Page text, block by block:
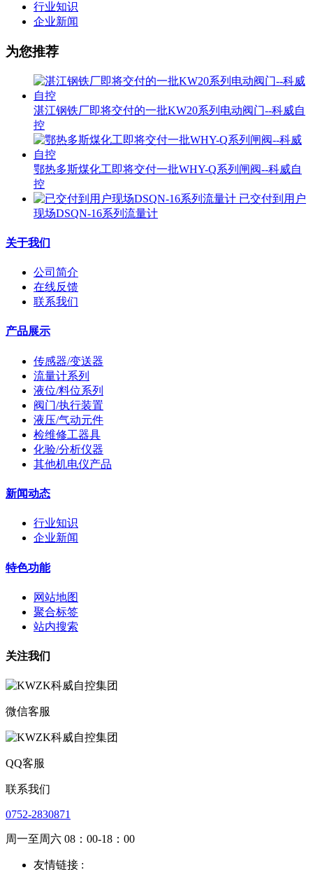
行业知识
企业新闻
为您推荐
湛江钢铁厂即将交付的一批KW20系列电动阀门--科威自
控
鄂热多斯煤化工即将交付一批WHY-Q系列闸阀--科威自
控
已交付到用户
现场DSQN-16系列流量计
关于我们
公司简介
在线反馈
联系我们
产品展示
传感器/变送器
流量计系列
液位/料位系列
阀门/执行装置
液压/气动元件
检维修工器具
化验/分析仪器
其他机电仪产品
新闻动态
行业知识
企业新闻
特色功能
网站地图
聚合标签
站内搜索
关注我们
微信客服
QQ客服
联系我们
0752-2830871
周一至周六 08：00-18：00
友情链接 :